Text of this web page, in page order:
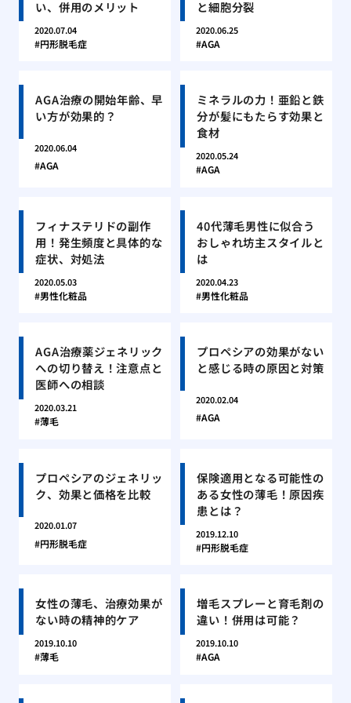
い、併用のメリット
2020.07.04
円形脱毛症
と細胞分裂
2020.06.25
AGA
AGA治療の開始年齢、早
い方が効果的？
2020.06.04
AGA
ミネラルの力！亜鉛と鉄
分が髪にもたらす効果と
食材
2020.05.24
AGA
フィナステリドの副作
用！発生頻度と具体的な
症状、対処法
2020.05.03
男性化粧品
40代薄毛男性に似合う
おしゃれ坊主スタイルと
は
2020.04.23
男性化粧品
AGA治療薬ジェネリック
への切り替え！注意点と
医師への相談
2020.03.21
薄毛
プロペシアの効果がない
と感じる時の原因と対策
2020.02.04
AGA
プロペシアのジェネリッ
ク、効果と価格を比較
2020.01.07
円形脱毛症
保険適用となる可能性の
ある女性の薄毛！原因疾
患とは？
2019.12.10
円形脱毛症
女性の薄毛、治療効果が
ない時の精神的ケア
2019.10.10
薄毛
増毛スプレーと育毛剤の
違い！併用は可能？
2019.10.10
AGA